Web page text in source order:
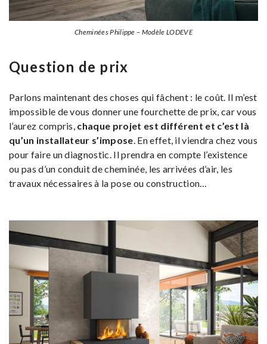
Cheminées Philippe – Modèle LODEVE
Question de prix
Parlons maintenant des choses qui fâchent : le coût. Il m’est
impossible de vous donner une fourchette de prix, car vous
l’aurez compris, chaque projet est différent et c’est là
qu’un installateur s’impose. En effet, il viendra chez vous
pour faire un diagnostic. Il prendra en compte l’existence
ou pas d’un conduit de cheminée, les arrivées d’air, les
travaux nécessaires à la pose ou construction…